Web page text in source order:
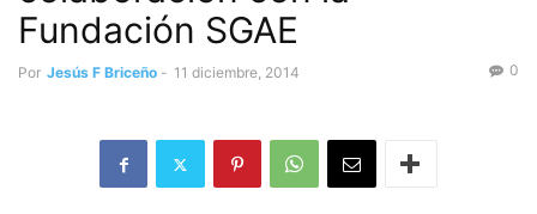
Fundación SGAE
Por Jesús F Briceño - 11 diciembre, 2014 0